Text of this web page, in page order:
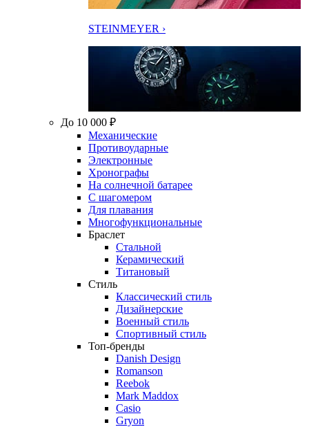
STEINMEYER ›
До 10 000 ₽
Механические
Противоударные
Электронные
Хронографы
На солнечной батарее
С шагомером
Для плавания
Многофункциональные
Браслет
Стальной
Керамический
Титановый
Стиль
Классический стиль
Дизайнерские
Военный стиль
Спортивный стиль
Топ-бренды
Danish Design
Romanson
Reebok
Mark Maddox
Casio
Gryon